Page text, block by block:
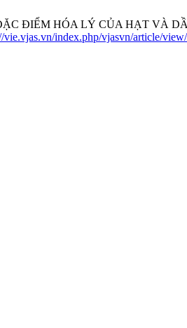
ĐIỂM HÓA LÝ CỦA HẠT VÀ
vie.vjas.vn/index.php/vjasvn/article/